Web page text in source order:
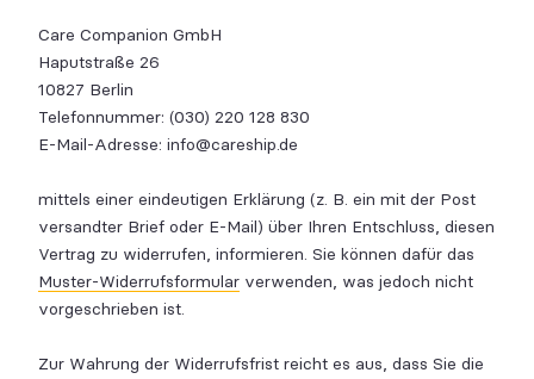
Care Companion GmbH
Haputstraße 26
10827 Berlin
Telefonnummer: (030) 220 128 830
E-Mail-Adresse: info@careship.de
mittels einer eindeutigen Erklärung (z. B. ein mit der Post
versandter Brief oder E-Mail) über Ihren Entschluss, diesen
Vertrag zu widerrufen, informieren. Sie können dafür das
Muster-Widerrufsformular verwenden, was jedoch nicht
vorgeschrieben ist.
Zur Wahrung der Widerrufsfrist reicht es aus, dass Sie die